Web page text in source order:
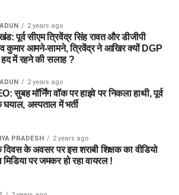
2 years ago
पूर्व सीएम त्रिवेंद्र सिंह रावत और डीजीपी
कुमार आमने-सामने, त्रिवेंद्र ने आखिर क्यों DGP
हद में रहने की सलाह ?
2 years ago
सुबह मॉर्निंग वॉक पर हाइवे पर निकला हाथी, पूर्व
अस्पताल में भर्ती
PRADESH 2 years ago
दिवस के अवसर पर इस शराबी शिक्षक का वीडियो
पर जमकर हो रहा वायरल !